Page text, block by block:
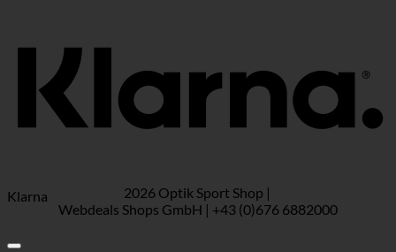
Klarna
2026 Optik Sport Shop |
Webdeals Shops GmbH | +43 (0)676 6882000